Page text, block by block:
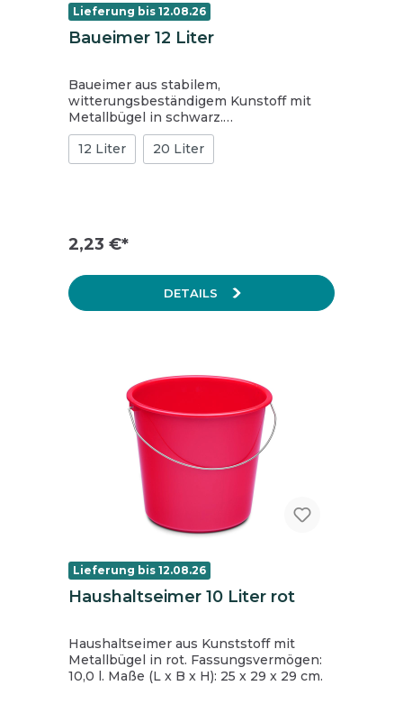
Lieferung bis 12.08.26
Baueimer 12 Liter
Baueimer aus stabilem,
witterungsbeständigem Kunstoff mit
Metallbügel in schwarz.
Fassungsvermögen: 12,0 l. Maße (L x B x
H): 31 x 31 x 25 cm.
12 Liter 20 Liter
2,23 €*
DETAILS
Lieferung bis 12.08.26
Haushaltseimer 10 Liter rot
Haushaltseimer aus Kunststoff mit
Metallbügel in rot. Fassungsvermögen:
10,0 l. Maße (L x B x H): 25 x 29 x 29 cm.